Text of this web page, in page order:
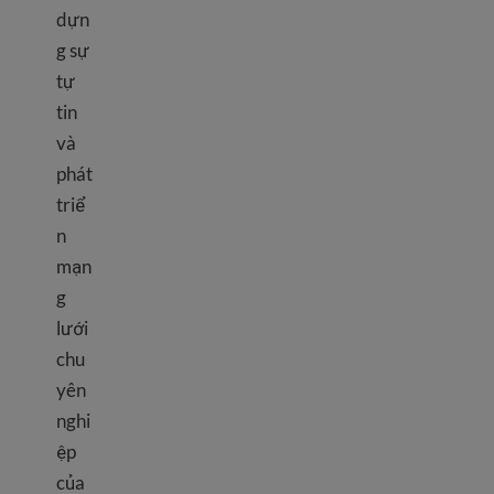
dựn
g sự
tự
tin
và
phát
triể
n
mạn
g
lưới
chu
yên
nghi
ệp
của